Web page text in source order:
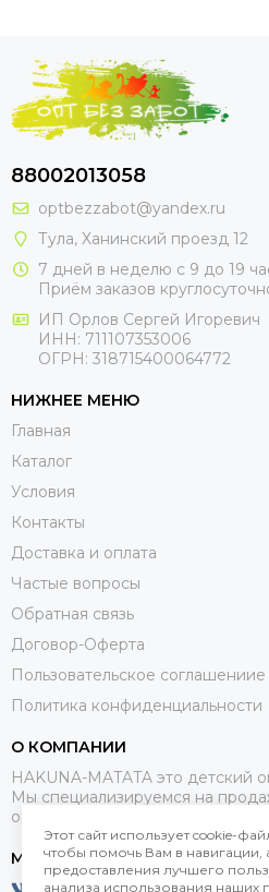
88002013058
optbezzabot@yandex.ru
Тула, Ханинский проезд 12
7 дней в неделю с 9 до 19
Приём заказов
ИП Орлов Сергей Игоревич
ИНН: 711107353006
ОГРН: 318715400064772
НИЖНЕЕ МЕНЮ
Главная
Каталог
Условия
Контакты
Доставка и оплата
Частые вопросы
Обратная связь
Договор-Оферта
Пользовательское соглашениие
Политика конфиденциальности
О КОМПАНИИ
HAKUNA-MATATA это детский
Мы специализируемся на
оптом.
МЕССЕНДЖЕРЫ
Этот сайт использует cookie-
чтобы помочь Вам в навигации,
предоставления лучшего
анализа использования наших